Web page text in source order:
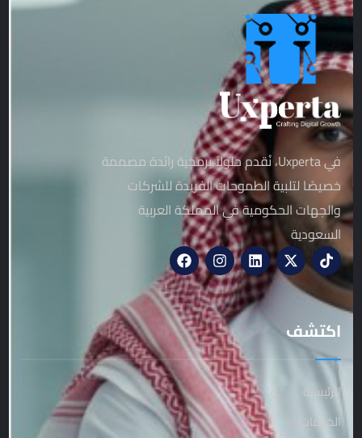
في Uxperta، نُقدم حلولاً برمجية رائدة مصممة
خصيصًا لتلبية الطموحات الفريدة للشركات
والجهات الحكومية في المملكة العربية
السعودية
اكتشف
الرئيسية
الخدمات